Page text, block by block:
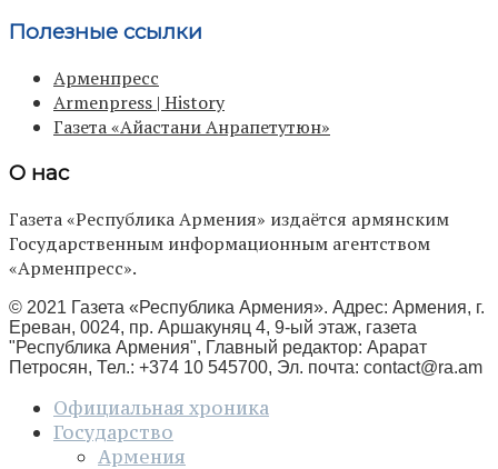
Полезные ссылки
Арменпресс
Armenpress | History
Газета «Айастани Анрапетутюн»
О нас
Газета «Республика Армения» издаётся армянским
Государственным информационным агентством
«Арменпресс».
© 2021 Газета «Республика Армения». Адрес: Армения, г.
Ереван, 0024, пр. Аршакуняц 4, 9-ый этаж, газета
"Республика Армения", Главный редактор: Арарат
Петросян, Тел.: +374 10 545700, Эл. почта: contact@ra.am
Официальная хроника
Государство
Армения